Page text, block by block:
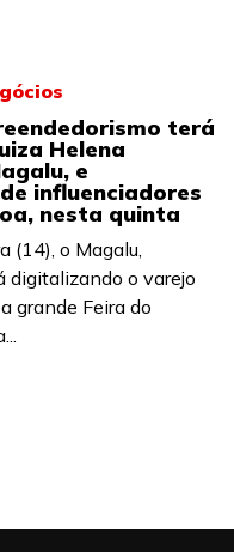
terá
Helena
e
influenciadores
nesta quinta
(14), o Magalu,
digitalizando o varejo
grande Feira do